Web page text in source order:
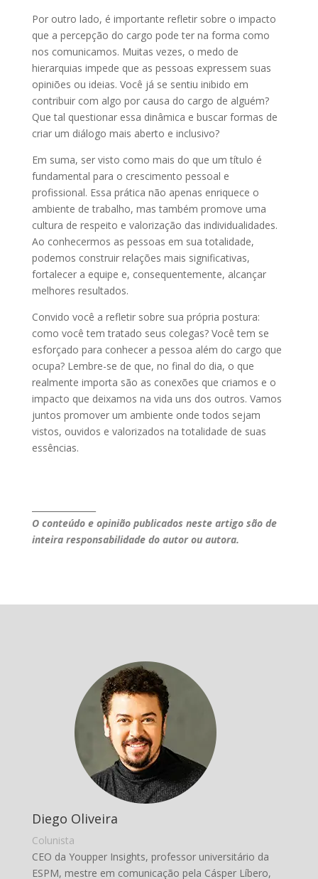
Por outro lado, é importante refletir sobre o impacto
que a percepção do cargo pode ter na forma como
nos comunicamos. Muitas vezes, o medo de
hierarquias impede que as pessoas expressem suas
opiniões ou ideias. Você já se sentiu inibido em
contribuir com algo por causa do cargo de alguém?
Que tal questionar essa dinâmica e buscar formas de
criar um diálogo mais aberto e inclusivo?
Em suma, ser visto como mais do que um título é
fundamental para o crescimento pessoal e
profissional. Essa prática não apenas enriquece o
ambiente de trabalho, mas também promove uma
cultura de respeito e valorização das individualidades.
Ao conhecermos as pessoas em sua totalidade,
podemos construir relações mais significativas,
fortalecer a equipe e, consequentemente, alcançar
melhores resultados.
Convido você a refletir sobre sua própria postura:
como você tem tratado seus colegas? Você tem se
esforçado para conhecer a pessoa além do cargo que
ocupa? Lembre-se de que, no final do dia, o que
realmente importa são as conexões que criamos e o
impacto que deixamos na vida uns dos outros. Vamos
juntos promover um ambiente onde todos sejam
vistos, ouvidos e valorizados na totalidade de suas
essências.
O conteúdo e opinião publicados neste artigo são de
inteira responsabilidade do autor ou autora.
Diego Oliveira
Colunista
CEO da Youpper Insights, professor universitário da
ESPM, mestre em comunicação pela Cásper Líbero,